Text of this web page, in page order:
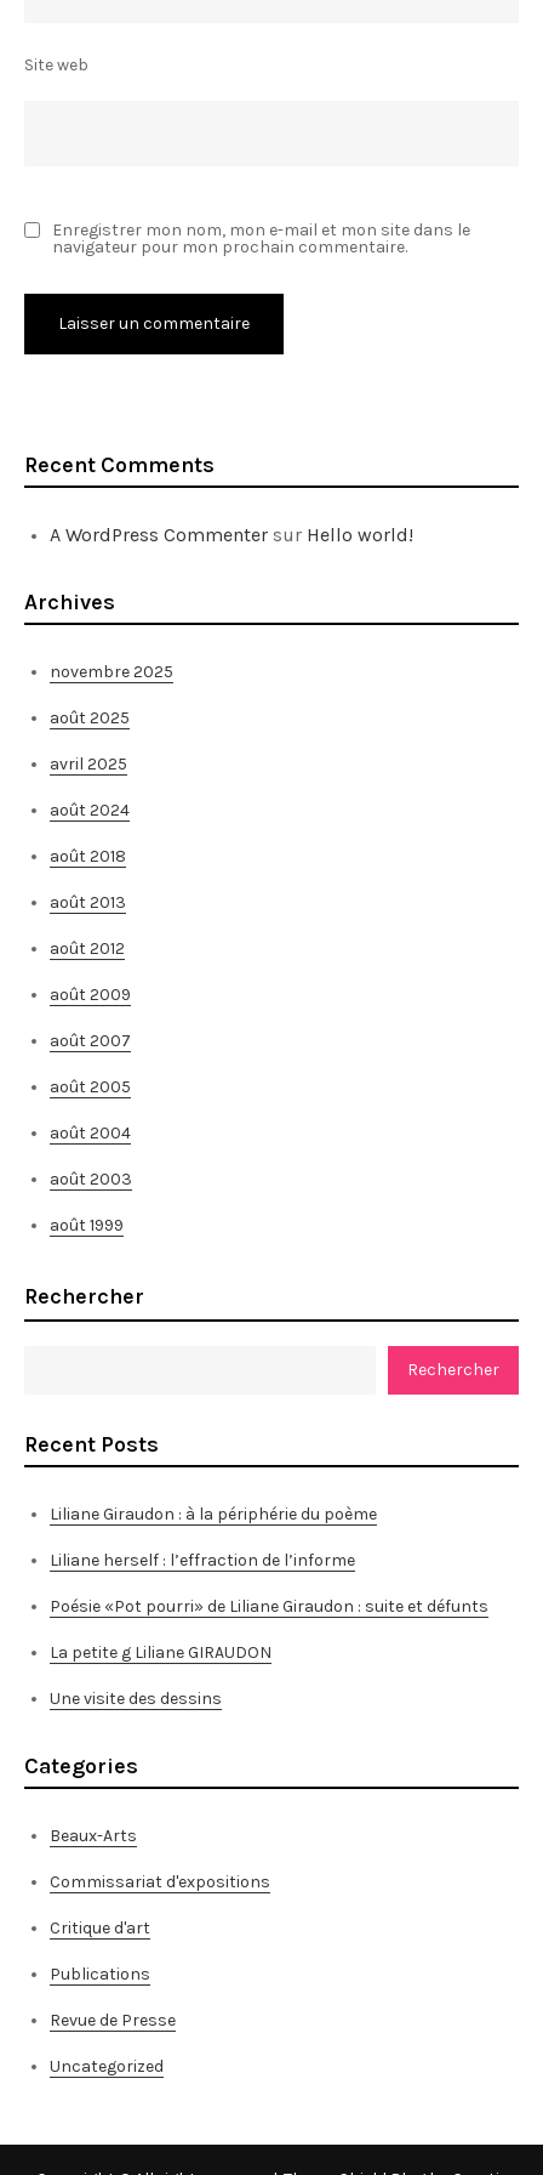
Site web
Enregistrer mon nom, mon e-mail et mon site dans le
navigateur pour mon prochain commentaire.
Recent Comments
A WordPress Commenter sur Hello world!
Archives
novembre 2025
août 2025
avril 2025
août 2024
août 2018
août 2013
août 2012
août 2009
août 2007
août 2005
août 2004
août 2003
août 1999
Rechercher
Rechercher
Recent Posts
Liliane Giraudon : à la périphérie du poème
Liliane herself : l’effraction de l’informe
Poésie «Pot pourri» de Liliane Giraudon : suite et défunts
La petite g Liliane GIRAUDON
Une visite des dessins
Categories
Beaux-Arts
Commissariat d'expositions
Critique d'art
Publications
Revue de Presse
Uncategorized